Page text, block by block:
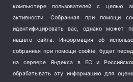
Туризм (178)
Флот (76)
Школа и спорт (2)
Экология (8)
Экономика (1172)
компьютере пользователей с целью
активности.
Собранная при помощи
идентифицировать вас, однако может
нашего сайта. Информация об
собранная при помощи cookie, будет
на сервере Яндекса в ЕС и
обрабатывать эту информацию для